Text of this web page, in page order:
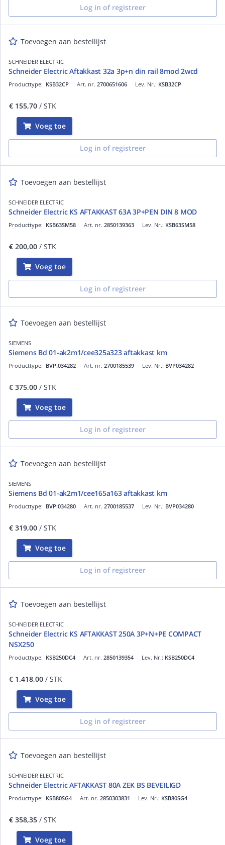
Log in of registreer
Toevoegen aan bestellijst
SCHNEIDER ELECTRIC
Schneider Electric Aftakkast 32a 3p+n din rail 8mod 2wcd
Art. nr. 2700651606
Producttype: KSB32CP Lev. Nr.: KSB32CP
€ 155,70 / STK
Voeg toe
Log in of registreer
Toevoegen aan bestellijst
SCHNEIDER ELECTRIC
Schneider Electric KS AFTAKKAST 63A 3P+PEN DIN 8 MOD
Art. nr. 2850139363
Producttype: KSB63SM58 Lev. Nr.: KSB63SM58
€ 200,00 / STK
Voeg toe
Log in of registreer
Toevoegen aan bestellijst
SIEMENS
Siemens Bd 01-ak2m1/cee325a323 aftakkast km
Art. nr. 2700185539
Producttype: BVP:034282 Lev. Nr.: BVP034282
€ 375,00 / STK
Voeg toe
Log in of registreer
Toevoegen aan bestellijst
SIEMENS
Siemens Bd 01-ak2m1/cee165a163 aftakkast km
Art. nr. 2700185537
Producttype: BVP:034280 Lev. Nr.: BVP034280
€ 319,00 / STK
Voeg toe
Log in of registreer
Toevoegen aan bestellijst
SCHNEIDER ELECTRIC
Schneider Electric KS AFTAKKAST 250A 3P+N+PE COMPACT
NSX250
Art. nr. 2850139354
Producttype: KSB250DC4 Lev. Nr.: KSB250DC4
€ 1.418,00 / STK
Voeg toe
Log in of registreer
Toevoegen aan bestellijst
SCHNEIDER ELECTRIC
Schneider Electric AFTAKKAST 80A ZEK BS BEVEILIGD
Art. nr. 2850303831
Producttype: KSB80SG4 Lev. Nr.: KSB80SG4
€ 358,35 / STK
Voeg toe